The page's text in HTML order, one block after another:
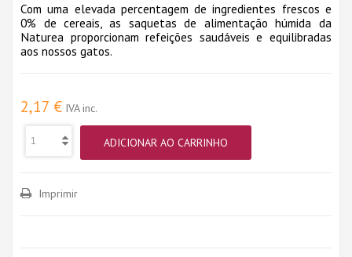
Com uma elevada percentagem de ingredientes frescos e
0% de cereais, as saquetas de alimentação húmida da
Naturea proporcionam refeições saudáveis e equilibradas
aos nossos gatos.
2,17 € IVA inc.
ADICIONAR AO CARRINHO
Imprimir